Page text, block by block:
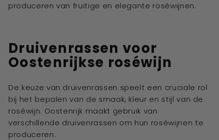
produceren van fruitige en elegante roséwijnen.
Druivenrassen voor
Oostenrijkse roséwijn
De keuze van druivenrassen speelt een cruciale rol
bij het bepalen van de smaak, kleur en stijl van de
roséwijn. Oostenrijk maakt gebruik van
verschillende druivenrassen om hun roséwijnen te
produceren.